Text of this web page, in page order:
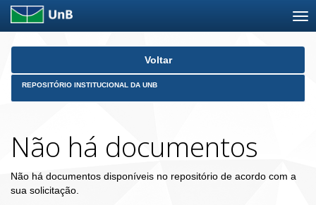
Skip
Voltar
REPOSITÓRIO INSTITUCIONAL DA UNB
Não há documentos
Não há documentos disponíveis no repositório de acordo com a
sua solicitação.